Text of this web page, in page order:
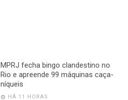
MPRJ fecha bingo clandestino no
Rio e apreende 99 máquinas caça-
níqueis
HÁ 11 HORAS